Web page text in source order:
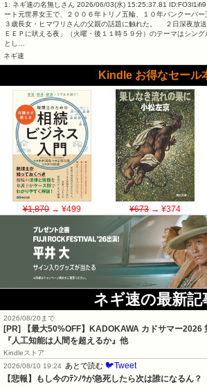
1: ネギ速の名無しさん 2026/06/03(水) 15:25:37.81
ート元世界女王で、２００６年トリノ五輪、１０年バンクーバ
３歳長女・ヒマワリさんの父親の話題に触れた。 ２日深夜放
ＥＥＰに吠える夜」（火曜・後１１時５９分）のテーマはシン
とし…
ネギ速
Kindle お得なセール
¥1,870→ ¥499 ¥673→ ¥374
ネギ速の最新記
2026/08/20まで
[PR]
【最大50%OFF】KADOKAWA カドサマー2026
『人工知能は人間を超えるか』他
Kindleストア
2026/08/10 19:24 あとで読む 🐦Tweet
【悲報】もし今のﾃﾝﾉｳが急死したら次は誰になるん？